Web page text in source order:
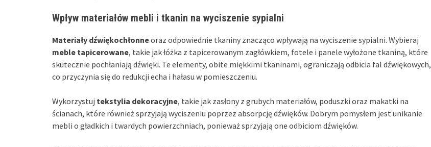
Wpływ materiałów mebli i tkanin na wyciszenie sypialni
Materiały dźwiękochłonneoraz odpowiednie tkaniny znacząco wpływają na wyciszenie sypialni. Wybieraj
meble tapicerowane, takie jak łóżka z tapicerowanym zagłówkiem, fotele i panele wyłożone tkaniną, które
skutecznie pochłaniają dźwięki. Te elementy, obite miękkimi tkaninami, ograniczają odbicia fal dźwiękowych,
co przyczynia się do redukcji echa i hałasu w pomieszczeniu.
Wykorzystuj tekstylia dekoracyjne, takie jak zasłony z grubych materiałów, poduszki oraz makatki na
ścianach, które również sprzyjają wyciszeniu poprzez absorpcję dźwięków. Dobrym pomysłem jest unikanie
mebli o gładkich i twardych powierzchniach, ponieważ sprzyjają one odbiciom dźwięków.